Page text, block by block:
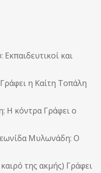
και
η Καίτη Τοπάλη
Η κόντρα Γράφει ο
Μυλωνάδη: Ο
της ακμής) Γράφει